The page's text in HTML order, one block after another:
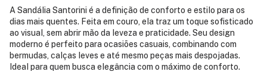
A Sandália Santorini é a definição de conforto e estilo para os
dias mais quentes. Feita em couro, ela traz um toque sofisticado
ao visual, sem abrir mão da leveza e praticidade. Seu design
moderno é perfeito para ocasiões casuais, combinando com
bermudas, calças leves e até mesmo peças mais despojadas.
Ideal para quem busca elegância com o máximo de conforto.